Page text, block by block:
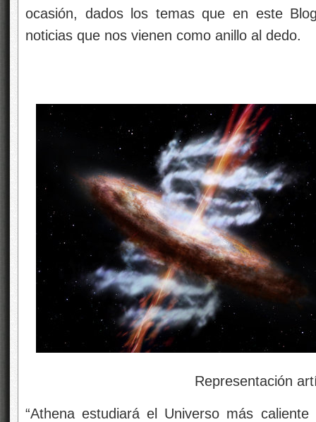
ocasión, dados los temas que en este
noticias que nos vienen como anillo al dedo.
Representación artística de
“Athena estudiará el Universo más